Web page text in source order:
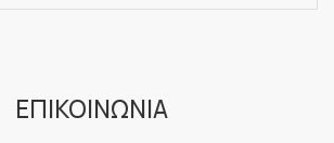
ΕΠΙΚΟΙΝΩΝΙΑ